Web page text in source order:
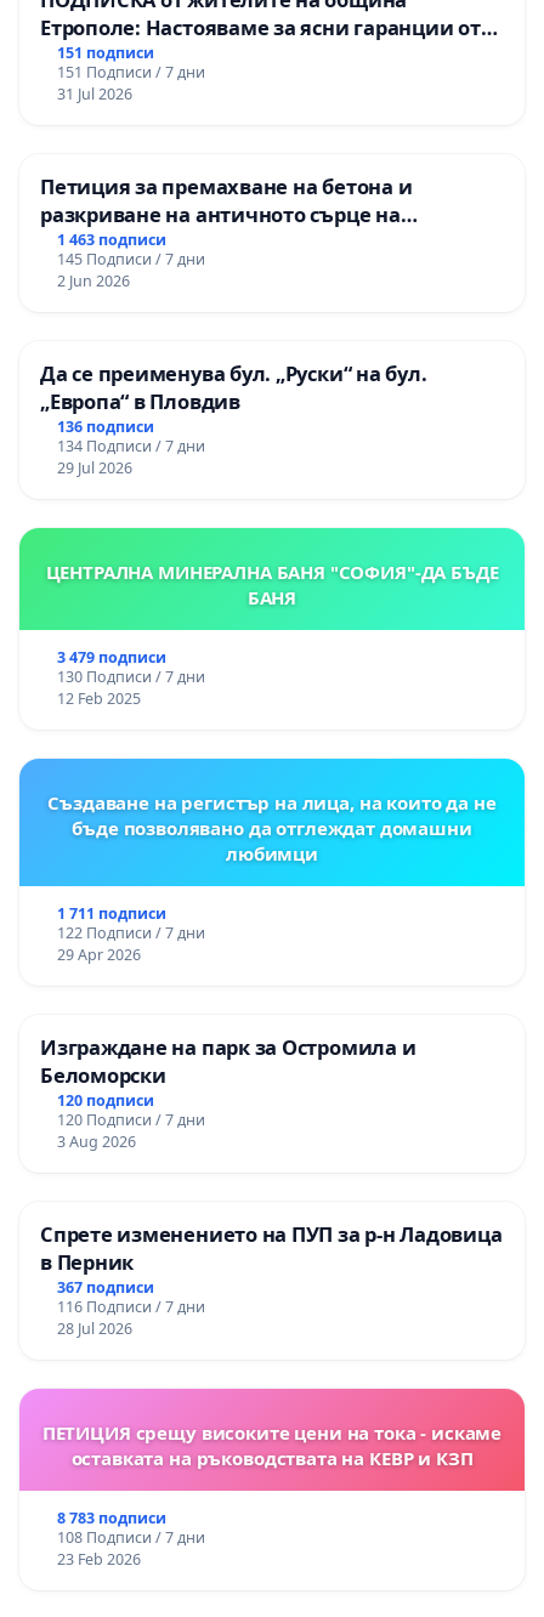
здравословното състояние го налага.
Какво всъщност казва този член, на който се
уповава погрешно министърът?
създава едно изключение за конкретен
гражданин, което изключение
дава право
този гражданин да носи облекло покриващо
Азбучно известно в правото е, чекогато дадена
норма предвижда създаване на права за
дадени граждани, тя може само да даде
никога не могат гражданите да бъдат
правата си
"Здравословно състояние"
широко развит в Закона за здравето и Кодекса
В цялата съдебна практика,здравословно
състояние е безспорно състоянието на едно
лице – конкретно лице, с конкретен
здравословен проблем,т. е законът дава право
на едно лице с конкретно заболяване, да носи
облекло прикриващо лицето му по изключение и
защото конкретно неговото здравословно
съответно не носи подобно облекло. На трето
място, винаги
този, който доказва законосъобразността на
акта, който е издал.
доказателствената тежест се „обръща“, т. е
лицето, което твърди, че е налице изключение
от правилото, следва да го докаже.
състояние“ е предпоставка, която ползва
да се пренебрегнат всички принципи на правото
и най-вече принципите на тежестта на
доказването.
В конкретния случай
Етрополе: Настояваме за ясни гаранции от
“Елаците-МЕД” АД и от държавата, че ще се
изпълнят всички екологични норми!
151 подписи
151 Подписи / 7 дни
31 Jul 2026
Петиция за премахване на бетона и
разкриване на античното сърце на
Могиланската могила във Враца
1 463 подписи
145 Подписи / 7 дни
2 Jun 2026
Да се преименува бул. „Руски“ на бул.
„Европа“ в Пловдив
136 подписи
134 Подписи / 7 дни
29 Jul 2026
ЦЕНТРАЛНА МИНЕРАЛНА БАНЯ "СОФИЯ"-ДА БЪДЕ
БАНЯ
3 479 подписи
130 Подписи / 7 дни
12 Feb 2025
Създаване на регистър на лица, на които да не
бъде позволявано да отглеждат домашни
любимци
1 711 подписи
122 Подписи / 7 дни
29 Apr 2026
Изграждане на парк за Остромила и
Беломорски
120 подписи
120 Подписи / 7 дни
3 Aug 2026
Спрете изменението на ПУП за р-н Ладовица
в Перник
367 подписи
116 Подписи / 7 дни
28 Jul 2026
ПЕТИЦИЯ срещу високите цени на тока - искаме
оставката на ръководствата на КЕВР и КЗП
8 783 подписи
108 Подписи / 7 дни
23 Feb 2026